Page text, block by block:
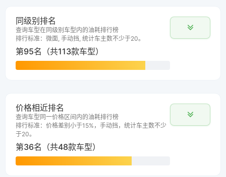
同级别排名
查询车型在同级别车型内的油耗排行榜
排行标准：微面, 手动挡, 统计车主数不少于20。
第95名（共113款车型）
价格相近排名
查询车型同一价格区间内的油耗排行榜
排行标准：价格差别小于15%，手动挡，统计车主数不少
于20。
第36名（共48款车型）